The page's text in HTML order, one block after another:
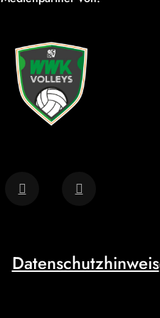
Datenschutzhinweis